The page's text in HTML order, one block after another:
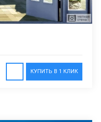
КУПИТЬ В 1 КЛИК